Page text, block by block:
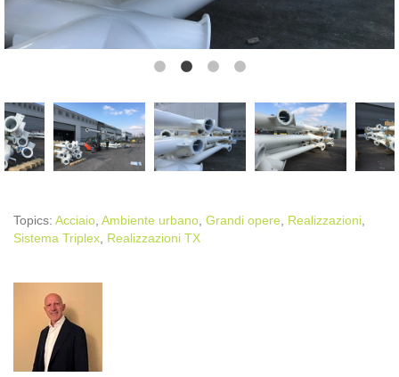
Topics: Acciaio Ambiente urbano Grandi opere Realizzazioni
Sistema Triplex Realizzazioni TX